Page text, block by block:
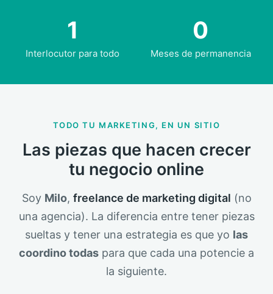
1
Interlocutor para todo
0
Meses de permanencia
TODO TU MARKETING, EN UN SITIO
Las piezas que hacen crecer
tu negocio online
Soy Milo, freelance de marketing digital (no
una agencia). La diferencia entre tener piezas
sueltas y tener una estrategia es que yo las
coordino todas para que cada una potencie a
la siguiente.